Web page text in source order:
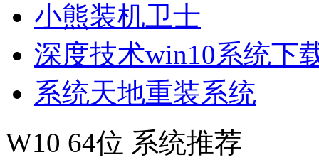
小熊装机卫士
深度技术win10系统下
系统天地重装系统
W10 64位 系统推荐